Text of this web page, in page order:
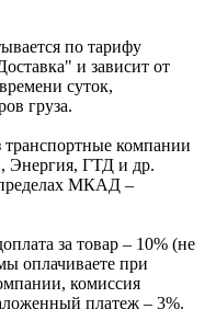
по тарифу
и зависит от
суток,
груза.
транспортные компании
ГТД и др.
пределах МКАД –
за товар – 10% (не
оплачиваете при
комиссия
платеж – 3%.